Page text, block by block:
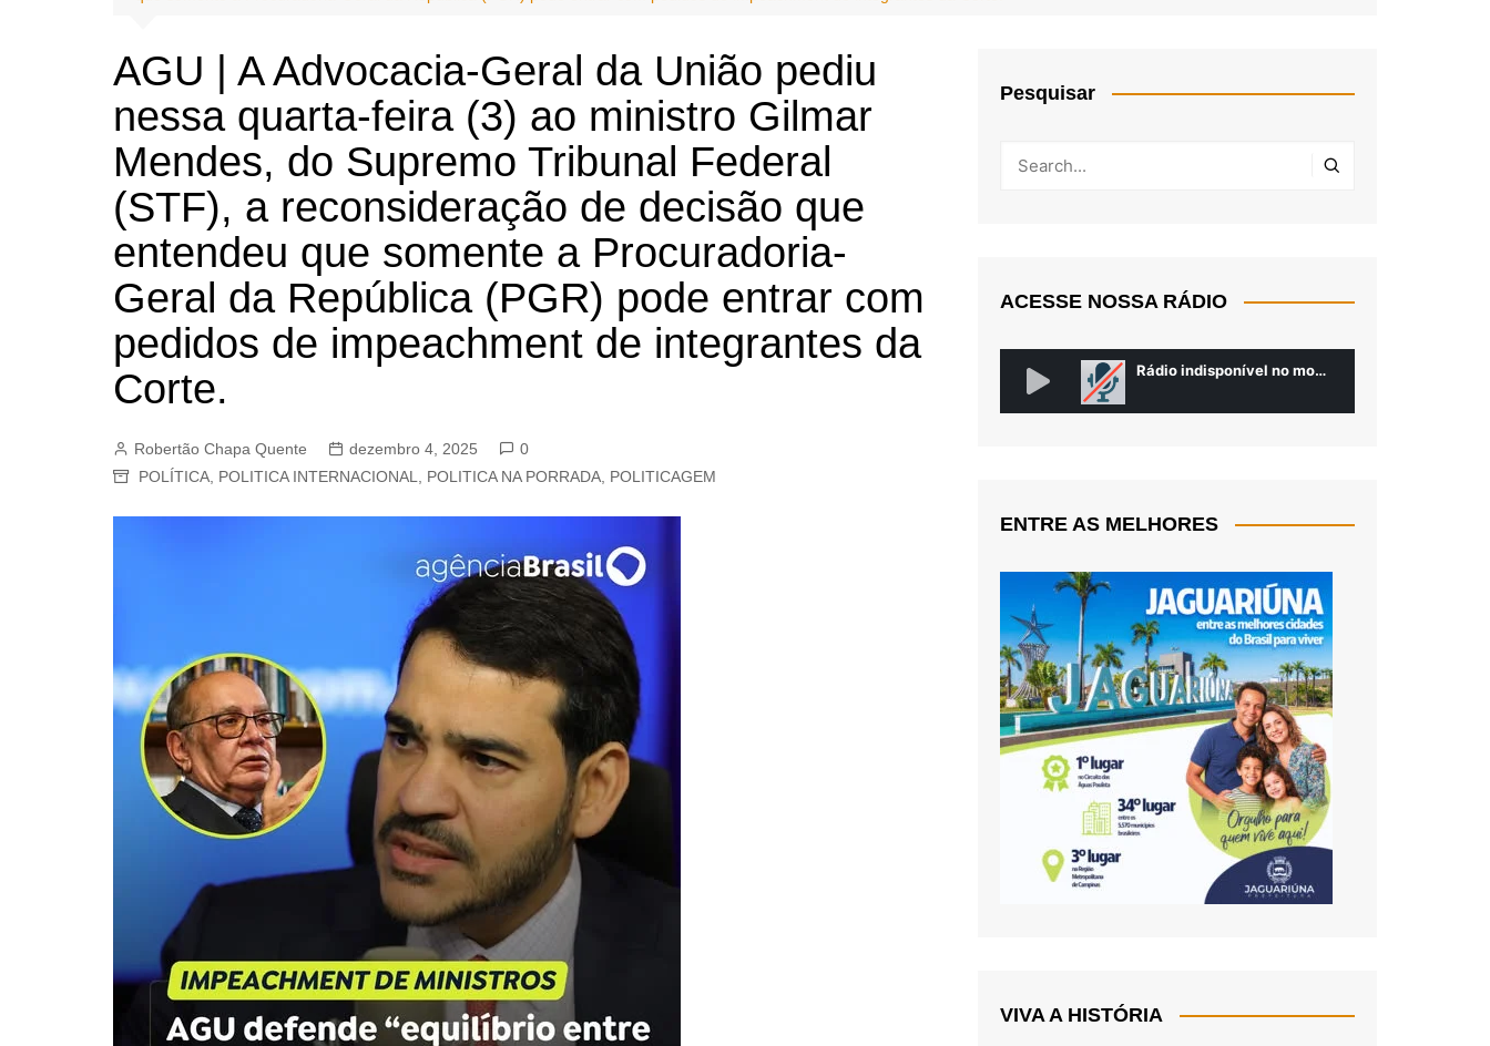
CAMPINAS
ESTIVA GERBI
JAGUARIÚNA
JUNDIAÍ
LIMEIRA
MOGI GUAÇU
MOGI MIRIM
PAULÍNIA
PEDREIRA
AGU | A Advocacia-Geral da União pediu
nessa quarta-feira (3) ao ministro Gilmar
Mendes, do Supremo Tribunal Federal
(STF), a reconsideração de decisão que
entendeu que somente a Procuradoria-
Geral da República (PGR) pode entrar com
pedidos de impeachment de integrantes da
Corte.
Robertão Chapa Quente dezembro 4, 2025
0
POLÍTICA POLITICA INTERNACIONAL POLITICA NA PORRADA POLITICAGEM
Pesquisar
ACESSE NOSSA RÁDIO
ENTRE AS MELHORES
VIVA A HISTÓRIA